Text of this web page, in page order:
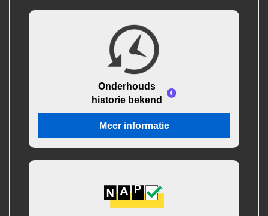
Onderhouds
historie bekend
Meer informatie